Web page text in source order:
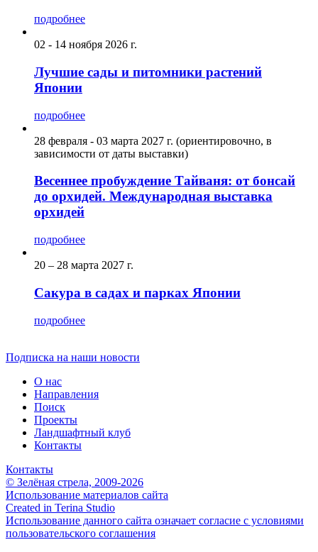
подробнее
02 - 14 ноября 2026 г.
Лучшие сады и питомники растений
Японии
подробнее
28 февраля - 03 марта 2027 г. (ориентировочно, в
зависимости от даты выставки)
Весеннее пробуждение Тайваня: от бонсай
до орхидей. Международная выставка
орхидей
подробнее
20 – 28 марта 2027 г.
Сакура в садах и парках Японии
подробнее
Подписка на наши новости
О нас
Направления
Поиск
Проекты
Ландшафтный клуб
Контакты
Контакты
© Зелёная стрела, 2009-2026
Использование материалов сайта
Created in Terina Studio
Использование данного сайта означает согласие с условиями
пользовательского соглашения